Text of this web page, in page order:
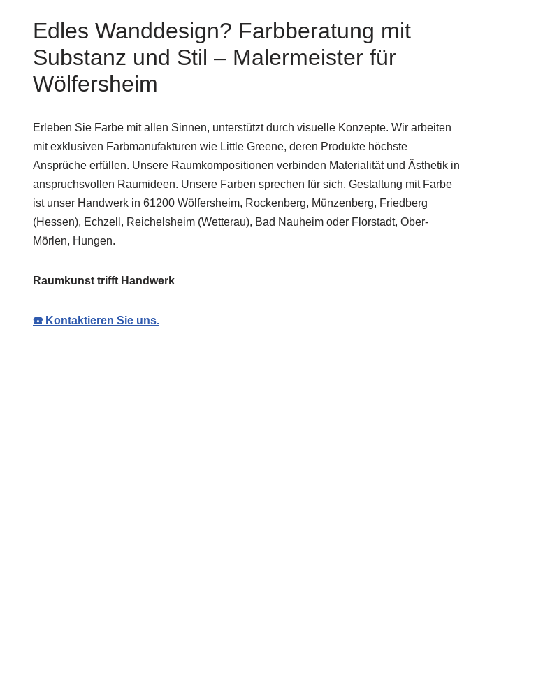
Edles Wanddesign? Farbberatung mit
Substanz und Stil – Malermeister für
Wölfersheim
Erleben Sie Farbe mit allen Sinnen, unterstützt durch visuelle Konzepte. Wir arbeiten
mit exklusiven Farbmanufakturen wie Little Greene, deren Produkte höchste
Ansprüche erfüllen. Unsere Raumkompositionen verbinden Materialität und Ästhetik in
anspruchsvollen Raumideen. Unsere Farben sprechen für sich. Gestaltung mit Farbe
ist unser Handwerk in 61200 Wölfersheim, Rockenberg, Münzenberg, Friedberg
(Hessen), Echzell, Reichelsheim (Wetterau), Bad Nauheim oder Florstadt, Ober-
Mörlen, Hungen.
Raumkunst trifft Handwerk
☎️ Kontaktieren Sie uns.